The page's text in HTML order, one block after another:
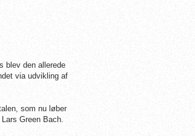
blev den allerede
via udvikling af
som nu løber
Green Bach.